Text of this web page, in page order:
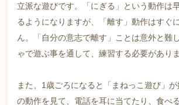
立派な遊びです。「にぎる」という動作は
るようになりますが、「離す」動作はすぐ
ん。「自分の意志で離す」ことは意外と難
ゃで遊ぶ事を通して、練習する必要がありま
また、1歳ごろになると「まねっこ遊び」
の動作を見て、電話を耳に当てたり、食べ